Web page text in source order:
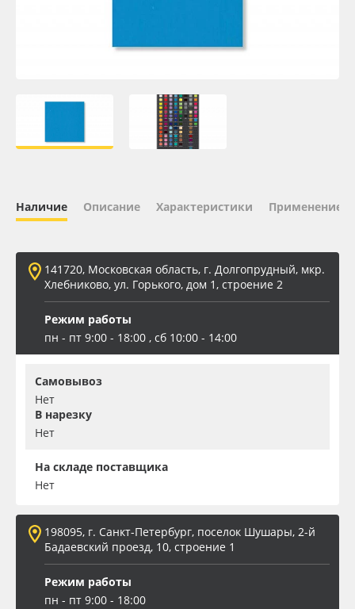
Плёнка монтажная Oratape
ПЭТ листовой
Баннер
Заготовки для сувениров
Наличие Описание Характеристики Применение
141720, Московская область, г. Долгопрудный, мкр.
Хлебниково, ул. Горького, дом 1, строение 2
Режим работы
пн - пт 9:00 - 18:00 , сб 10:00 - 14:00
Самовывоз
Нет
В нарезку
Нет
На складе поставщика
Нет
198095, г. Санкт-Петербург, поселок Шушары, 2-й
Бадаевский проезд, 10, строение 1
Режим работы
пн - пт 9:00 - 18:00